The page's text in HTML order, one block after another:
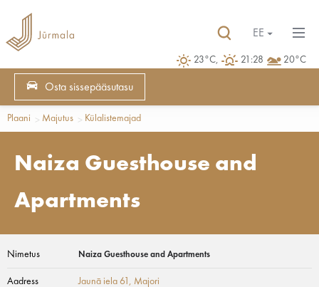
23°C, 21:28 20°C
EE
Osta sissepääsutasu
Plaani Majutus Külalistemajad
Naiza Guesthouse and
Apartments
Nimetus Naiza Guesthouse and Apartments
Aadress Jaunā iela 61 , Majori